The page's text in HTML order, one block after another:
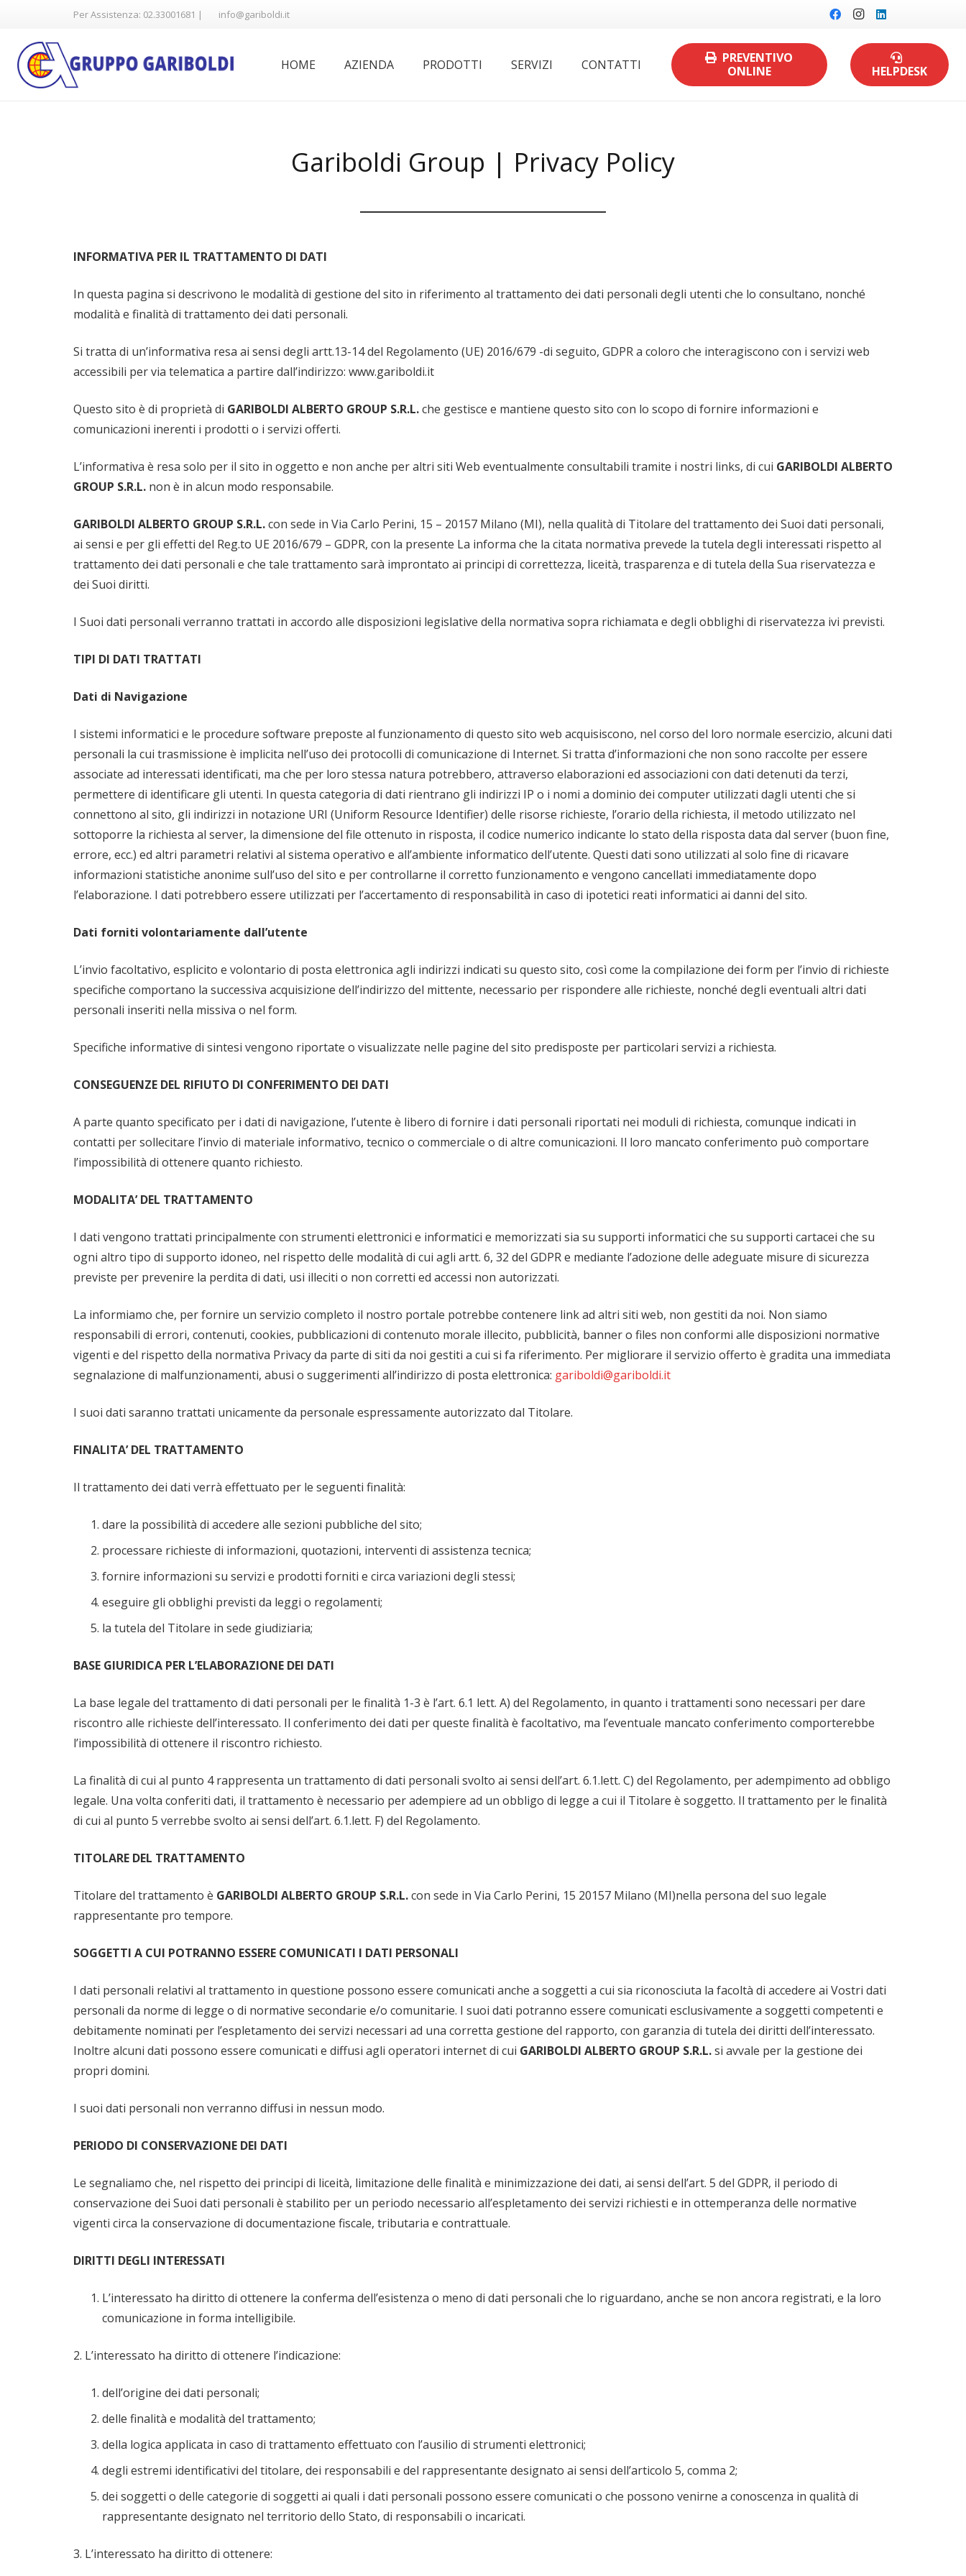
Per Assistenza: 02.33001681 | info@gariboldi.it
HOME AZIENDA PRODOTTI SERVIZI CONTATTI
PREVENTIVO
ONLINE
HELPDESK
Gariboldi Group | Privacy Policy
INFORMATIVA PER IL TRATTAMENTO DI DATI
In questa pagina si descrivono le modalità di gestione del sito in riferimento al trattamento dei dati personali degli utenti che lo consultano, nonché
modalità e finalità di trattamento dei dati personali.
Si tratta di un’informativa resa ai sensi degli artt.13-14 del Regolamento (UE) 2016/679 -di seguito, GDPR a coloro che interagiscono con i servizi web
accessibili per via telematica a partire dall’indirizzo: www.gariboldi.it
Questo sito è di proprietà di GARIBOLDI ALBERTO GROUP S.R.L.che gestisce e mantiene questo sito con lo scopo di fornire informazioni e
comunicazioni inerenti i prodotti o i servizi offerti.
L’informativa è resa solo per il sito in oggetto e non anche per altri siti Web eventualmente consultabili tramite i nostri links, di cui GARIBOLDI ALBERTO
GROUP S.R.L. non è in alcun modo responsabile.
GARIBOLDI ALBERTO GROUP S.R.L.con sede in Via Carlo Perini, 15 – 20157 Milano (MI), nella qualità di Titolare del trattamento dei Suoi dati personali,
ai sensi e per gli effetti del Reg.to UE 2016/679 – GDPR, con la presente La informa che la citata normativa prevede la tutela degli interessati rispetto al
trattamento dei dati personali e che tale trattamento sarà improntato ai principi di correttezza, liceità, trasparenza e di tutela della Sua riservatezza e
dei Suoi diritti.
I Suoi dati personali verranno trattati in accordo alle disposizioni legislative della normativa sopra richiamata e degli obblighi di riservatezza ivi previsti.
TIPI DI DATI TRATTATI
Dati di Navigazione
I sistemi informatici e le procedure software preposte al funzionamento di questo sito web acquisiscono, nel corso del loro normale esercizio, alcuni dati
personali la cui trasmissione è implicita nell’uso dei protocolli di comunicazione di Internet. Si tratta d’informazioni che non sono raccolte per essere
associate ad interessati identificati, ma che per loro stessa natura potrebbero, attraverso elaborazioni ed associazioni con dati detenuti da terzi,
permettere di identificare gli utenti. In questa categoria di dati rientrano gli indirizzi IP o i nomi a dominio dei computer utilizzati dagli utenti che si
connettono al sito, gli indirizzi in notazione URI (Uniform Resource Identifier) delle risorse richieste, l’orario della richiesta, il metodo utilizzato nel
sottoporre la richiesta al server, la dimensione del file ottenuto in risposta, il codice numerico indicante lo stato della risposta data dal server (buon fine,
errore, ecc.) ed altri parametri relativi al sistema operativo e all’ambiente informatico dell’utente. Questi dati sono utilizzati al solo fine di ricavare
informazioni statistiche anonime sull’uso del sito e per controllarne il corretto funzionamento e vengono cancellati immediatamente dopo
l’elaborazione. I dati potrebbero essere utilizzati per l’accertamento di responsabilità in caso di ipotetici reati informatici ai danni del sito.
Dati forniti volontariamente dall’utente
L’invio facoltativo, esplicito e volontario di posta elettronica agli indirizzi indicati su questo sito, così come la compilazione dei form per l’invio di richieste
specifiche comportano la successiva acquisizione dell’indirizzo del mittente, necessario per rispondere alle richieste, nonché degli eventuali altri dati
personali inseriti nella missiva o nel form.
Specifiche informative di sintesi vengono riportate o visualizzate nelle pagine del sito predisposte per particolari servizi a richiesta.
CONSEGUENZE DEL RIFIUTO DI CONFERIMENTO DEI DATI
A parte quanto specificato per i dati di navigazione, l’utente è libero di fornire i dati personali riportati nei moduli di richiesta, comunque indicati in
contatti per sollecitare l’invio di materiale informativo, tecnico o commerciale o di altre comunicazioni. Il loro mancato conferimento può comportare
l’impossibilità di ottenere quanto richiesto.
MODALITA’ DEL TRATTAMENTO
I dati vengono trattati principalmente con strumenti elettronici e informatici e memorizzati sia su supporti informatici che su supporti cartacei che su
ogni altro tipo di supporto idoneo, nel rispetto delle modalità di cui agli artt. 6, 32 del GDPR e mediante l’adozione delle adeguate misure di sicurezza
previste per prevenire la perdita di dati, usi illeciti o non corretti ed accessi non autorizzati.
La informiamo che, per fornire un servizio completo il nostro portale potrebbe contenere link ad altri siti web, non gestiti da noi. Non siamo
responsabili di errori, contenuti, cookies, pubblicazioni di contenuto morale illecito, pubblicità, banner o files non conformi alle disposizioni normative
vigenti e del rispetto della normativa Privacy da parte di siti da noi gestiti a cui si fa riferimento. Per migliorare il servizio offerto è gradita una immediata
segnalazione di malfunzionamenti, abusi o suggerimenti all’indirizzo di posta elettronica: gariboldi@gariboldi.it
I suoi dati saranno trattati unicamente da personale espressamente autorizzato dal Titolare.
FINALITA’ DEL TRATTAMENTO
Il trattamento dei dati verrà effettuato per le seguenti finalità:
dare la possibilità di accedere alle sezioni pubbliche del sito;
processare richieste di informazioni, quotazioni, interventi di assistenza tecnica;
fornire informazioni su servizi e prodotti forniti e circa variazioni degli stessi;
eseguire gli obblighi previsti da leggi o regolamenti;
la tutela del Titolare in sede giudiziaria;
BASE GIURIDICA PER L’ELABORAZIONE DEI DATI
La base legale del trattamento di dati personali per le finalità 1-3 è l’art. 6.1 lett. A) del Regolamento, in quanto i trattamenti sono necessari per dare
riscontro alle richieste dell’interessato. Il conferimento dei dati per queste finalità è facoltativo, ma l’eventuale mancato conferimento comporterebbe
l’impossibilità di ottenere il riscontro richiesto.
La finalità di cui al punto 4 rappresenta un trattamento di dati personali svolto ai sensi dell’art. 6.1.lett. C) del Regolamento, per adempimento ad obbligo
legale. Una volta conferiti dati, il trattamento è necessario per adempiere ad un obbligo di legge a cui il Titolare è soggetto. Il trattamento per le finalità
di cui al punto 5 verrebbe svolto ai sensi dell’art. 6.1.lett. F) del Regolamento.
TITOLARE DEL TRATTAMENTO
Titolare del trattamento è GARIBOLDI ALBERTO GROUP S.R.L.con sede in Via Carlo Perini, 15 20157 Milano (MI)nella persona del suo legale
rappresentante pro tempore.
SOGGETTI A CUI POTRANNO ESSERE COMUNICATI I DATI PERSONALI
I dati personali relativi al trattamento in questione possono essere comunicati anche a soggetti a cui sia riconosciuta la facoltà di accedere ai Vostri dati
personali da norme di legge o di normative secondarie e/o comunitarie. I suoi dati potranno essere comunicati esclusivamente a soggetti competenti e
debitamente nominati per l’espletamento dei servizi necessari ad una corretta gestione del rapporto, con garanzia di tutela dei diritti dell’interessato.
Inoltre alcuni dati possono essere comunicati e diffusi agli operatori internet di cui GARIBOLDI ALBERTO GROUP S.R.L.si avvale per la gestione dei
propri domini.
I suoi dati personali non verranno diffusi in nessun modo.
PERIODO DI CONSERVAZIONE DEI DATI
Le segnaliamo che, nel rispetto dei principi di liceità, limitazione delle finalità e minimizzazione dei dati, ai sensi dell’art. 5 del GDPR, il periodo di
conservazione dei Suoi dati personali è stabilito per un periodo necessario all’espletamento dei servizi richiesti e in ottemperanza delle normative
vigenti circa la conservazione di documentazione fiscale, tributaria e contrattuale.
DIRITTI DEGLI INTERESSATI
L’interessato ha diritto di ottenere la conferma dell’esistenza o meno di dati personali che lo riguardano, anche se non ancora registrati, e la loro
comunicazione in forma intelligibile.
2. L’interessato ha diritto di ottenere l’indicazione:
dell’origine dei dati personali;
delle finalità e modalità del trattamento;
della logica applicata in caso di trattamento effettuato con l’ausilio di strumenti elettronici;
degli estremi identificativi del titolare, dei responsabili e del rappresentante designato ai sensi dell’articolo 5, comma 2;
dei soggetti o delle categorie di soggetti ai quali i dati personali possono essere comunicati o che possono venirne a conoscenza in qualità di
rappresentante designato nel territorio dello Stato, di responsabili o incaricati.
3. L’interessato ha diritto di ottenere: